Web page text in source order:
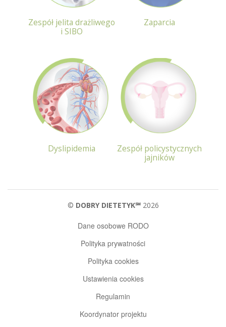
Zespół jelita drażliwego
i SIBO
Zaparcia
Dyslipidemia
Zespół policystycznych
jajników
© DOBRY DIETETYK℠2026
Dane osobowe RODO
Polityka prywatności
Polityka cookies
Ustawienia cookies
Regulamin
Koordynator projektu